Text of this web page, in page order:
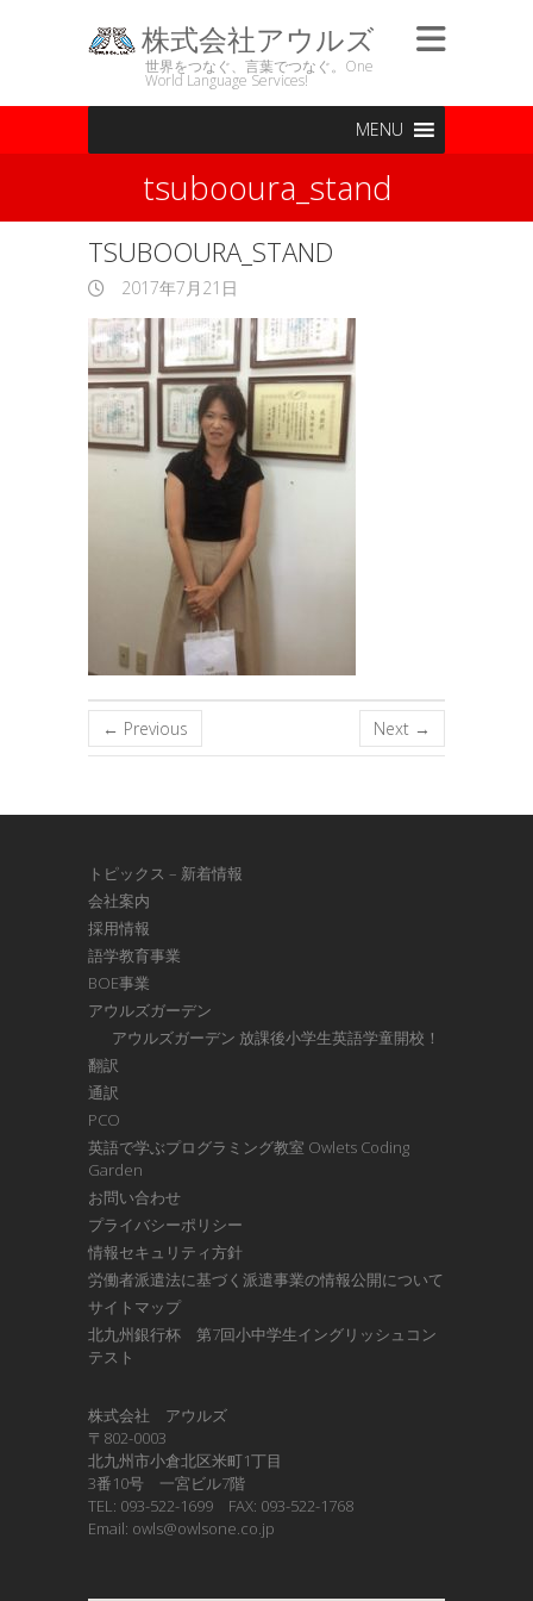
株式会社アウルズ
世界をつなぐ、言葉でつなぐ。One
World Language Services!
MENU
tsubooura_stand
TSUBOOURA_STAND
2017年7月21日
← Previous Next →
トピックス – 新着情報
会社案内
採用情報
語学教育事業
BOE事業
アウルズガーデン
アウルズガーデン 放課後小学生英語学童開校！
翻訳
通訳
PCO
英語で学ぶプログラミング教室 Owlets Coding
Garden
お問い合わせ
プライバシーポリシー
情報セキュリティ方針
労働者派遣法に基づく派遣事業の情報公開について
サイトマップ
北九州銀行杯 第7回小中学生イングリッシュコン
テスト
株式会社 アウルズ
〒802-0003
北九州市小倉北区米町1丁目
3番10号 一宮ビル7階
TEL: 093-522-1699 FAX: 093-522-1768
Email: owls@owlsone.co.jp